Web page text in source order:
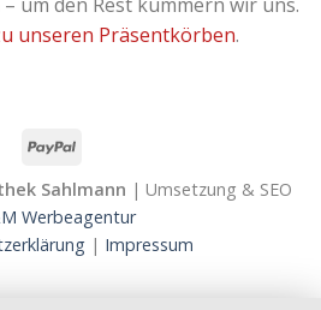
unseren Präsentkörben.
Sahlmann | Umsetzung & SEO
Werbeagentur
| Impressum